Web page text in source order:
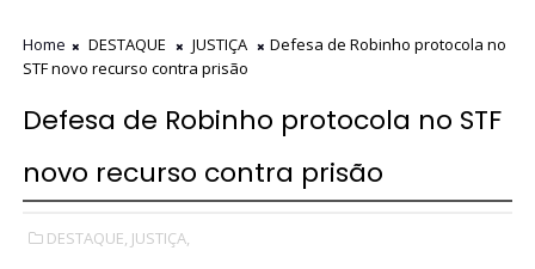
Home DESTAQUE JUSTIÇA
Defesa de Robinho protocola no
STF novo recurso contra prisão
Defesa de Robinho protocola no STF
novo recurso contra prisão
DESTAQUE, JUSTIÇA,